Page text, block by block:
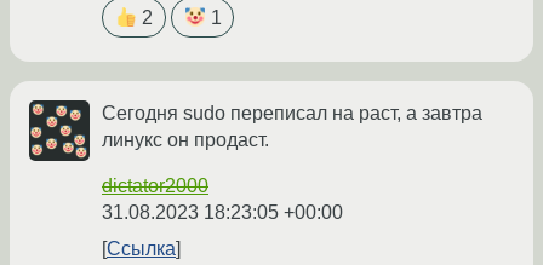
2 1
Сегодня sudo переписал на раст, а завтра
линукс он продаст.
dictator2000
31.08.2023 18:23:05 +00:00
Ссылка